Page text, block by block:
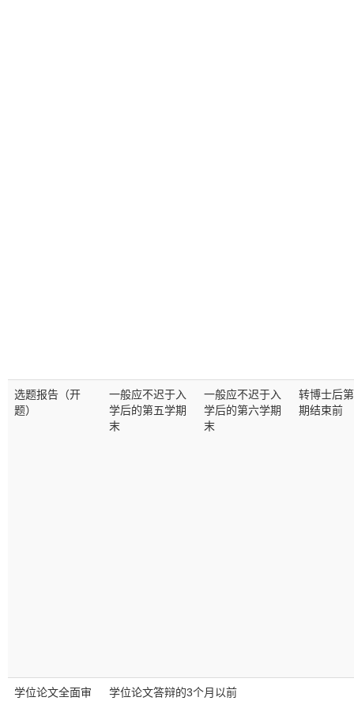
选题报告（开
题）
一般应不迟于入
学后的第五学期
末
一般应不迟于入
学后的第六学期
末
转博士后
期结束前
学位论文全面审
学位论文答辩的3个月以前